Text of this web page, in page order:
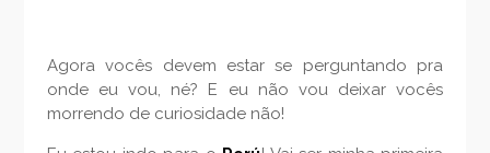
Agora vocês devem estar se perguntando pra
onde eu vou, né? E eu não vou deixar vocês
morrendo de curiosidade não!